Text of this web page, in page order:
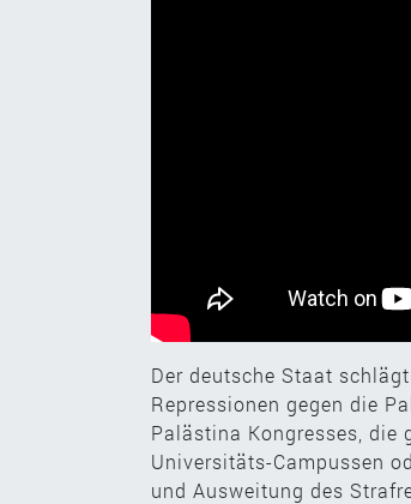
Der deutsche Staat
Repressionen gegen die
Palästina Kongresses, die
Universitäts-Campussen
und Ausweitung des